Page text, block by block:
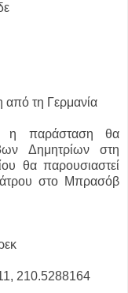
από τη Γερμανία
η παράσταση θα
Δημητρίων στη
θα παρουσιαστεί
στο Μπρασόβ
210.5288164